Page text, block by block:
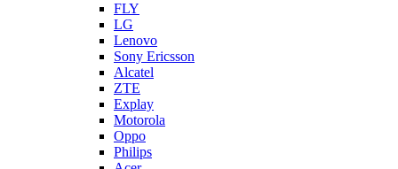
FLY
LG
Lenovo
Sony Ericsson
Alcatel
ZTE
Explay
Motorola
Oppo
Philips